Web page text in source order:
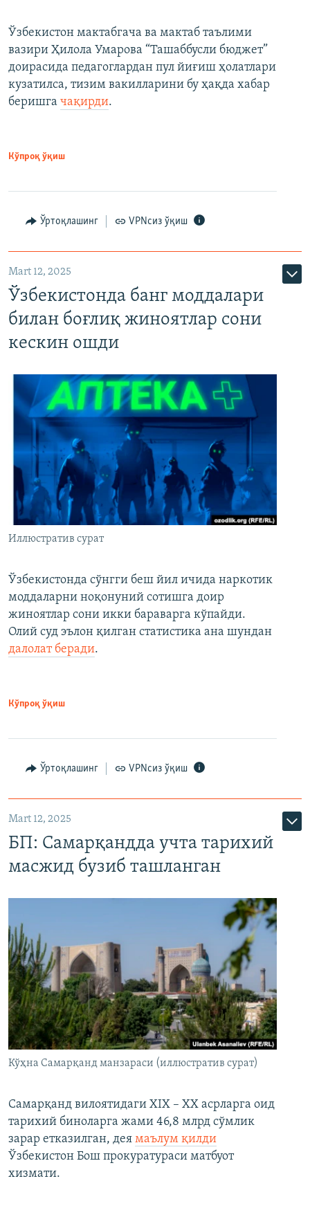
Ўзбекистон мактабгача ва мактаб таълими
вазири Ҳилола Умарова “Ташаббусли бюджет”
доирасида педагоглардан пул йиғиш ҳолатлари
кузатилса, тизим вакилларини бу ҳақда хабар
беришга чақирди.
Кўпроқ ўқиш
Ўртоқлашинг VPNсиз ўқиш
Mart 12, 2025
Ўзбекистонда банг моддалари
билан боғлиқ жиноятлар сони
кескин ошди
Иллюстратив сурат
Ўзбекистонда сўнгги беш йил ичида наркотик
моддаларни ноқонуний сотишга доир
жиноятлар сони икки бараварга кўпайди.
Олий суд эълон қилган статистика ана шундан
далолат беради.
Кўпроқ ўқиш
Ўртоқлашинг VPNсиз ўқиш
Mart 12, 2025
БП: Самарқандда учта тарихий
масжид бузиб ташланган
Кўҳна Самарқанд манзараси (иллюстратив сурат)
Самарқанд вилоятидаги XIX – XX асрларга оид
тарихий биноларга жами 46,8 млрд сўмлик
зарар етказилган, дея маълум қилди
Ўзбекистон Бош прокуратураси матбуот
хизмати.